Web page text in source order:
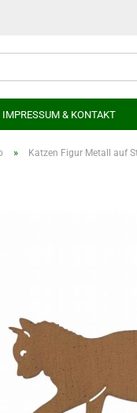
IMPRESSUM & KONTAKT
» Katzen Figur Metall auf